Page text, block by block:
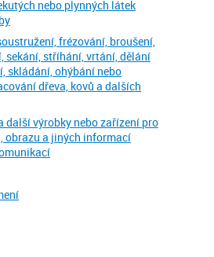
nebo plynných látek
frézování, broušení,
sekání, stříhání, vrtání, dělání
skládání, ohýbání nebo
dřeva, kovů a dalších
další výrobky nebo zařízení pro
obrazu a jiných informací